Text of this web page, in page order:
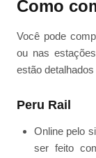
Como
Você pode
ou nas
estão
Peru Rail
Online pelo
ser feito